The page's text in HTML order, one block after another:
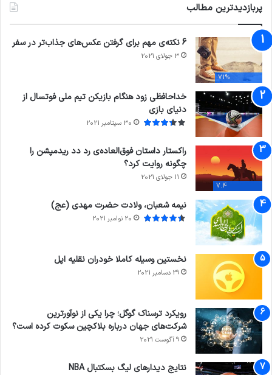
پربازدیدترین مطالب
71%
6 نکته‌ی مهم برای گرفتن عکس‌های جذاب‌تر در سفر
3 جولای 2021
خداحافظی زود هنگام بازیکن تیم ملی فوتسال از
دنیای بازی
30 سپتامبر 2021
7.4
راکستار داستان فوق‌العاده‌ی رد دد ریدمپشن را
چگونه روایت کرد؟
11 جولای 2021
نیمه شعبان، ولادت حضرت مهدی (عج)
20 نوامبر 2021
نخستین وسیله کاملا خودران نقلیه اپل
29 دسامبر 2021
رویکرد ترسناک گوگل؛ چرا یکی از نوآورترین
شرکت‌های جهان درباره بلاکچین سکوت کرده است؟
9 آگوست 2021
نتایج دیدار‌های لیگ بسکتبال NBA